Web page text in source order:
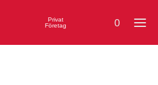
0
Privat
Företag